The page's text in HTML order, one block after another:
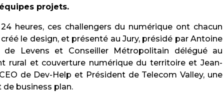
projets.
heures, ces challengers du numérique ont chacun
le design, et présenté au Jury, présidé par Antoine
de Levens et Conseiller Métropolitain délégué au
rural et couverture numérique du territoire et Jean-
de Dev-Help et Président de Telecom Valley, une
business plan.